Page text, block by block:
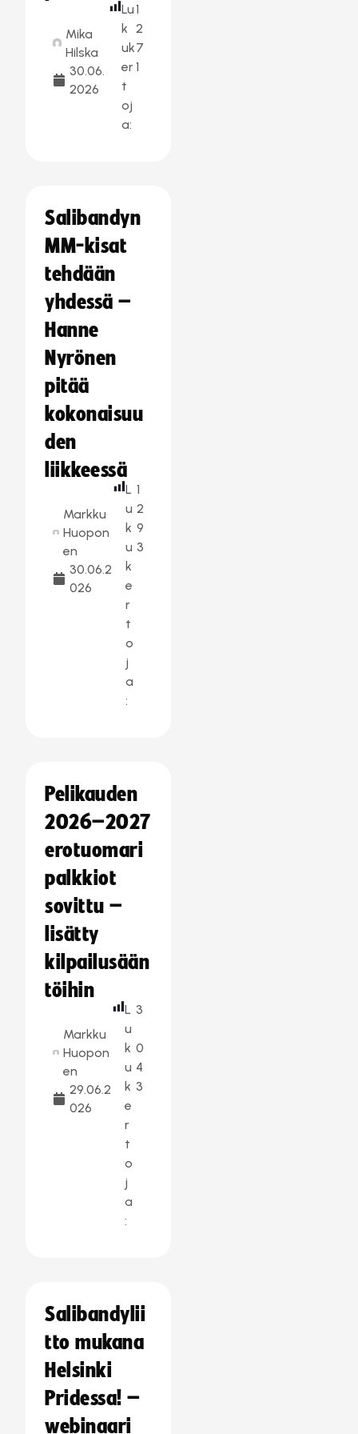
Mika
Hilska
30.06.
2026
Lu
k
uk
er
t
oj
a:
1
2
7
1
Salibandyn
MM-kisat
tehdään
yhdessä –
Hanne
Nyrönen
pitää
kokonaisuu
den
liikkeessä
Markku
Huopon
en
30.06.2
026
L
u
k
u
k
e
r
t
o
j
a
:
1
2
9
3
Pelikauden
2026–2027
erotuomari
palkkiot
sovittu –
lisätty
kilpailusään
töihin
Markku
Huopon
en
29.06.2
026
L
u
k
u
k
e
r
t
o
j
a
:
3
0
4
3
Salibandylii
tto mukana
Helsinki
Pridessa! –
webinaari